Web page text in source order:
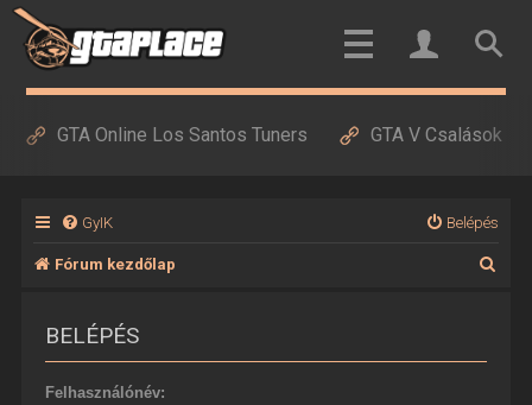
GTA Online Los Santos Tuners GTA V Csalások
GyIK Belépés
Fórum kezdőlap
BELÉPÉS
Felhasználónév: